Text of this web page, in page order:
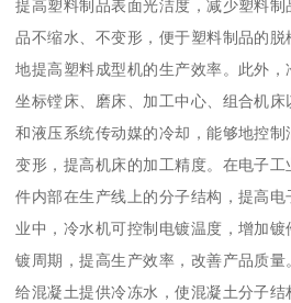
提高塑料制品表面光洁度，减少塑料
品不缩水、不变形，便于塑料制品的
地提高塑料成型机的生产效率。此外，
坐标镗床、磨床、加工中心、组合机
和液压系统传动媒的冷却，能够地控
变形，提高机床的加工精度。在电子
件内部在生产线上的分子结构，提高
业中，冷水机可控制电镀温度，增加
镀周期，提高生产效率，改善产品质
给混凝土提供冷冻水，使混凝土分子